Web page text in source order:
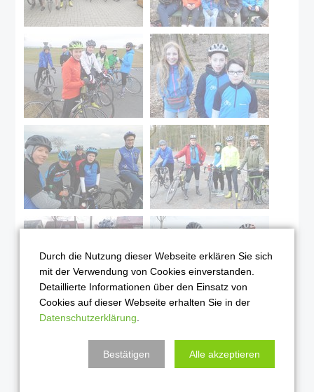
Durch die Nutzung dieser Webseite erklären Sie sich
mit der Verwendung von Cookies einverstanden.
Detaillierte Informationen über den Einsatz von
Cookies auf dieser Webseite erhalten Sie in der
Datenschutzerklärung
Bestätigen Alle akzeptieren